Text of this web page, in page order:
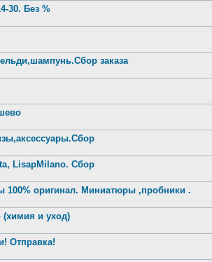
30. Без %
заказа
LisapMilano. Сбор
оригинал. Миниатюры ,пробники .
(химия и уход)
Отправка!